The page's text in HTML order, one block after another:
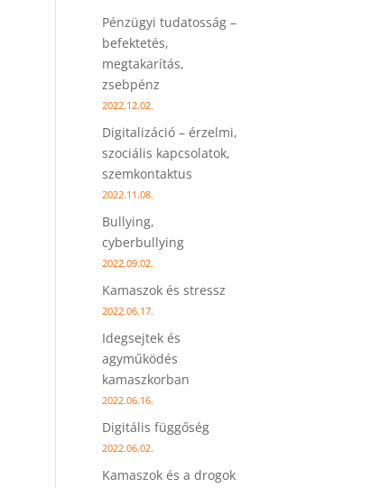
Pénzügyi tudatosság –
befektetés,
megtakarítás,
zsebpénz
2022.12.02.
Digitalizáció – érzelmi,
szociális kapcsolatok,
szemkontaktus
2022.11.08.
Bullying,
cyberbullying
2022.09.02.
Kamaszok és stressz
2022.06.17.
Idegsejtek és
agyműködés
kamaszkorban
2022.06.16.
Digitális függőség
2022.06.02.
Kamaszok és a drogok